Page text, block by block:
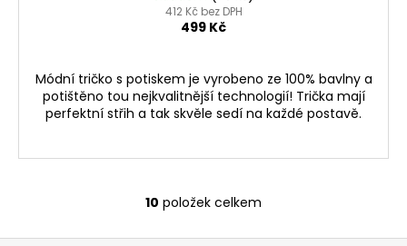
412 Kč bez DPH
499 Kč
Módní tričko s potiskem je vyrobeno ze 100% bavlny a
potištěno tou nejkvalitnější technologií! Trička mají
perfektní střih a tak skvěle sedí na každé postavě.
O
v
10 položek celkem